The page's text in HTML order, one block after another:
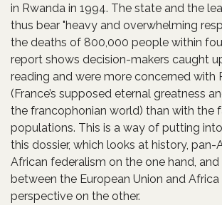
in Rwanda in 1994. The state and the
thus bear "heavy and overwhelming
the deaths of 800,000 people within
report shows decision-makers caught
reading and were more concerned with
(France’s supposed eternal greatness
the francophonian world) than with the
populations. This is a way of putting
this dossier, which looks at history, pan-
African federalism on the one hand, and
between the European Union and
perspective on the other.